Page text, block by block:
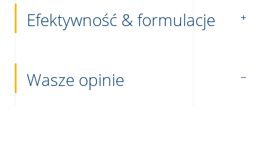
Efektywność & formulacje
Wasze opinie